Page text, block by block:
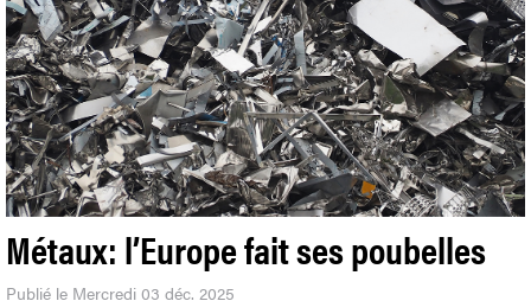
Métaux: l’Europe fait ses poubelles
Publié le Mercredi 03 déc. 2025